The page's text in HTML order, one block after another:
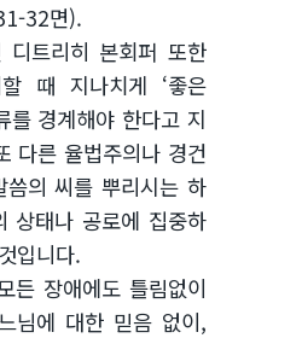
32면).
디트리히 본회퍼 또한
때 지나치게 ‘좋은
를 경계해야 한다고 지
다른 율법주의나 경건
씀의 씨를 뿌리시는 하
상태나 공로에 집중하
입니다.
든 장애에도 틀림없이
님에 대한 믿음 없이,